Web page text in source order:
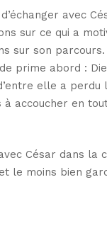
avec
sur ce qui a
sur son parcours.
de prime abord :
elle a
accoucher en
César dans
le moins bien